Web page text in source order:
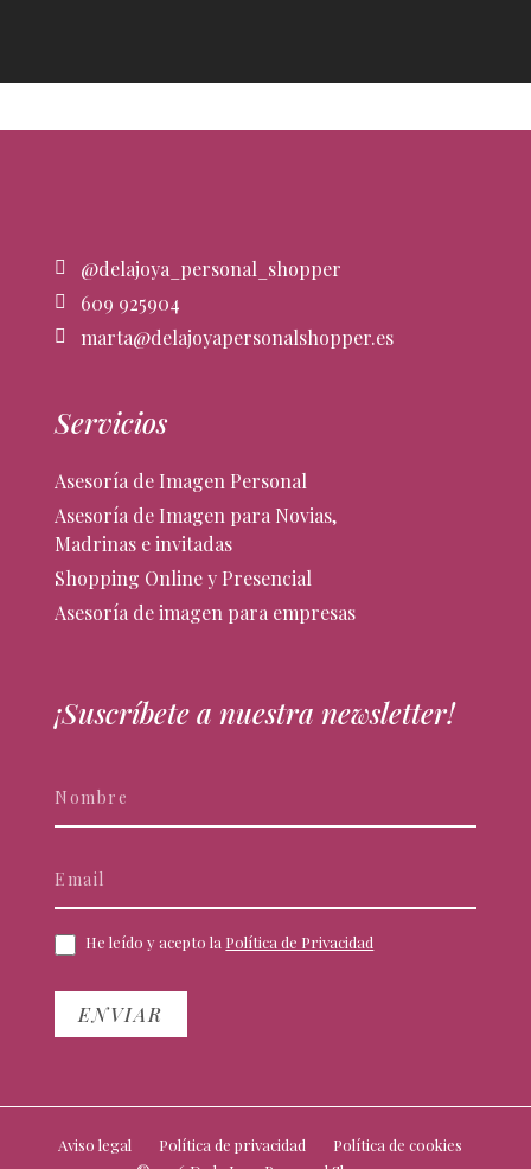
@delajoya_personal_shopper
609 925904
marta@delajoyapersonalshopper.es
Servicios
Asesoría de Imagen Personal
Asesoría de Imagen para Novias,
Madrinas e invitadas
Shopping Online y Presencial
Asesoría de imagen para empresas
¡Suscríbete a nuestra newsletter!
He leído y acepto la Política de Privacidad
ENVIAR
eres
deja
en
Aviso legal Política de privacidad Política de cookies